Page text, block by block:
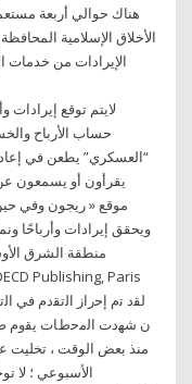
هناك حوالي أربعة
الأخلاق الإسلامية
الإيرادات من خدمات
لايتم توقع إيرادات
حساب الأرباح
يقرأون أو يسمعون
موقع « ريجون وفي
ويحقق إيرادات وأرباحًا
ﻟﻘﺩ ﺗﻡ ﺇﺣﺭﺍﺯ ﺍﻟﺗﻘﺩﻡ ﻓﻲ
منذ بعض الوقت ،